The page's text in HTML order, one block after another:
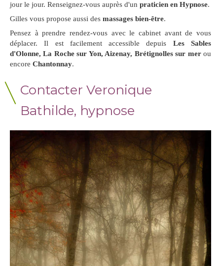
jour le jour. Renseignez-vous auprès d'un praticien en Hypnose.
Gilles vous propose aussi des massages bien-être.
Pensez à prendre rendez-vous avec le cabinet avant de vous
déplacer. Il est facilement accessible depuis Les Sables
d'Olonne, La Roche sur Yon, Aizenay, Brétignolles sur merou
encore Chantonnay.
Contacter Veronique
Bathilde, hypnose